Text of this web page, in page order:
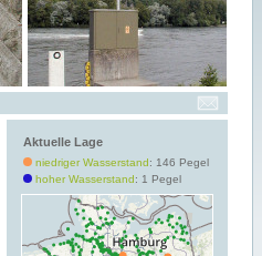
Aktuelle Lage
niedriger Wasserstand: 146 Pegel
hoher Wasserstand: 1 Pegel